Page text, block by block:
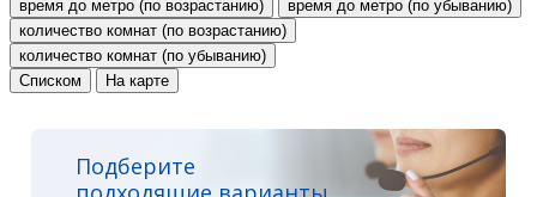
время до метро (по возрастанию)
время до метро (по убыванию)
количество комнат (по возрастанию)
количество комнат (по убыванию)
Списком
На карте
Подберите